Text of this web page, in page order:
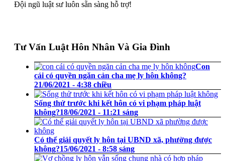
Đội ngũ luật sư luôn sẵn sàng hỗ trợ!
Tư Vấn Luật Hôn Nhân Và Gia Đình
Con
cái có quyền ngăn cản cha mẹ ly hôn không?
21/06/2021 - 4:38 chiều
Sống thử trước khi kết hôn có vi phạm pháp luật
không?18/06/2021 - 11:21 sáng
Có thể giải quyết ly hôn tại UBND xã, phường được
không?15/06/2021 - 8:58 sáng